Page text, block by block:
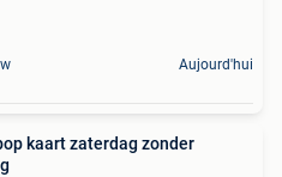
Aujourd'hui
kaart zaterdag zonder